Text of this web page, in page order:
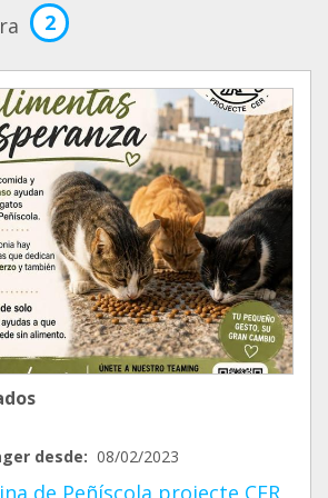
2
desde: 08/02/2023
de Peñíscola projecte CER